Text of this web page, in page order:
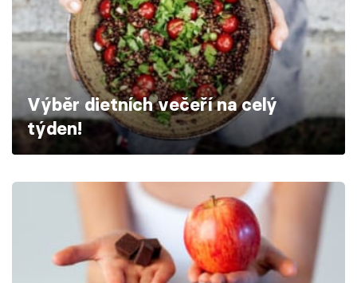
Škola vaření
Recepty z TV
Speciál: Cuketa
Těhotnej kuchař
Výběr dietních večeří na celý
týden!